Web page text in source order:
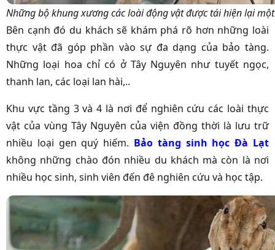
Những bộ khung xương các loài động vật được tái hiện lại
Bên cạnh đó du khách sẽ khám phá rõ hơn những loài
thực vật đã góp phần vào sự đa dạng của bảo tàng.
Những loại hoa chỉ có ở Tây Nguyên như tuyết ngọc,
thanh lan, các loại lan hài,..
Khu vực tầng 3 và 4 là nơi để nghiên cứu các loài thực
vật của vùng Tây Nguyên của viện đồng thời là lưu trữ
nhiều loại gen quý hiếm. Bảo tàng sinh học Đà Lạt
không những chào đón nhiều du khách mà còn là nơi
nhiều học sinh, sinh viên đến đê nghiên cứu và học tập.